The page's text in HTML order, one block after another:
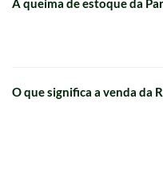
O que significa a venda da